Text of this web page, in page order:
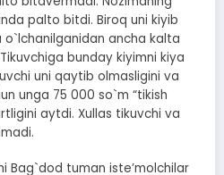
palto bitdi. Biroq uni kiyib
ancha kalta
bunday kiyimni kiya
uni qaytib olmasligini va
unga 75 000 so`m “tikish
aytdi. Xullas tikuvchi va
Bag`dod tuman isteʼmolchilar